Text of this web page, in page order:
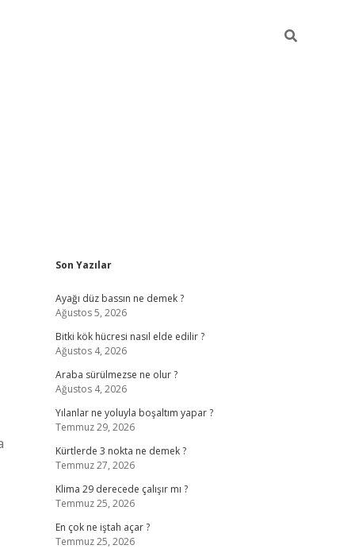
Sidebar
Son Yazılar
Ayağı düz bassın ne demek ?
Ağustos 5, 2026
Bitki kök hücresi nasıl elde edilir ?
Ağustos 4, 2026
Araba sürülmezse ne olur ?
Ağustos 4, 2026
Yılanlar ne yoluyla boşaltım yapar ?
Temmuz 29, 2026
Kürtlerde 3 nokta ne demek ?
Temmuz 27, 2026
Klima 29 derecede çalışır mı ?
Temmuz 25, 2026
En çok ne iştah açar ?
Temmuz 25, 2026